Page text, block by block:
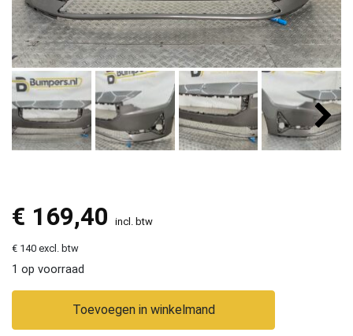
€ 169,40 incl. btw
€ 140 excl. btw
1 op voorraad
Toevoegen in winkelmand